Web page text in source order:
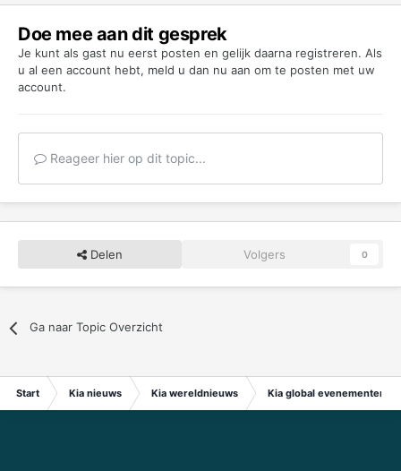
Doe mee aan dit gesprek
Je kunt als gast nu eerst posten en gelijk daarna registreren. Als
u al een account hebt, meld u dan nu aan om te posten met uw
account.
Reageer hier op dit topic...
Delen Volgers 0
Ga naar Topic Overzicht
Start Kia nieuws Kia wereldnieuws Kia global evenementen